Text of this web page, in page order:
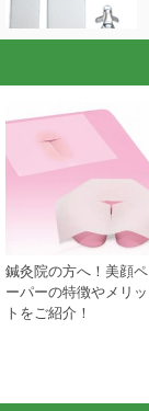
鍼灸院の方へ！美顔ペ
ーパーの特徴やメリッ
トをご紹介！